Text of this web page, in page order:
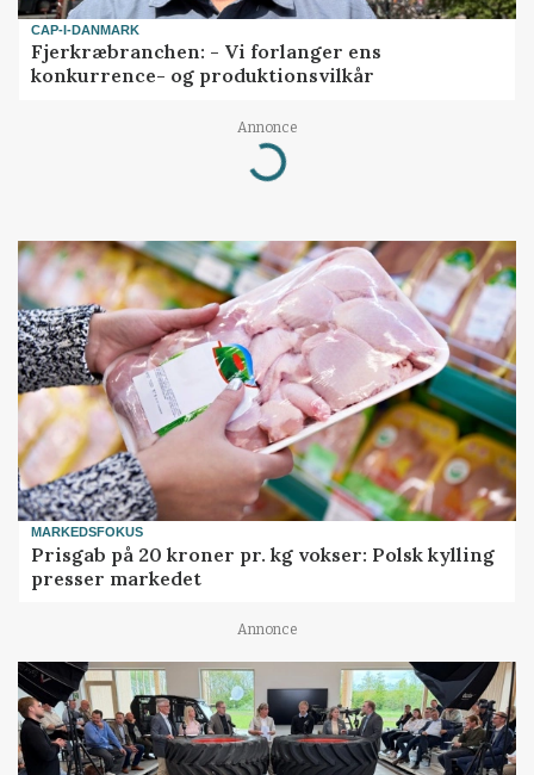
CAP-I-DANMARK
Fjerkræbranchen: - Vi forlanger ens
konkurrence- og produktionsvilkår
Annonce
Loading...
MARKEDSFOKUS
Prisgab på 20 kroner pr. kg vokser: Polsk kylling
presser markedet
Annonce